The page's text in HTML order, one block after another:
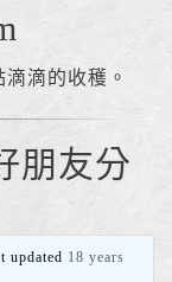
滴的收穫。
朋友分
updated 18 years